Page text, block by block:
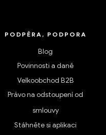
PODPĚRA, PODPORA
Blog
Povinnosti a daně
Velkoobchod B2B
Právo na odstoupení od
smlouvy
Stáhněte si aplikaci